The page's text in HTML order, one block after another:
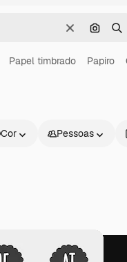
Limpar
Papel timbrado Papiro
Cor Pessoas